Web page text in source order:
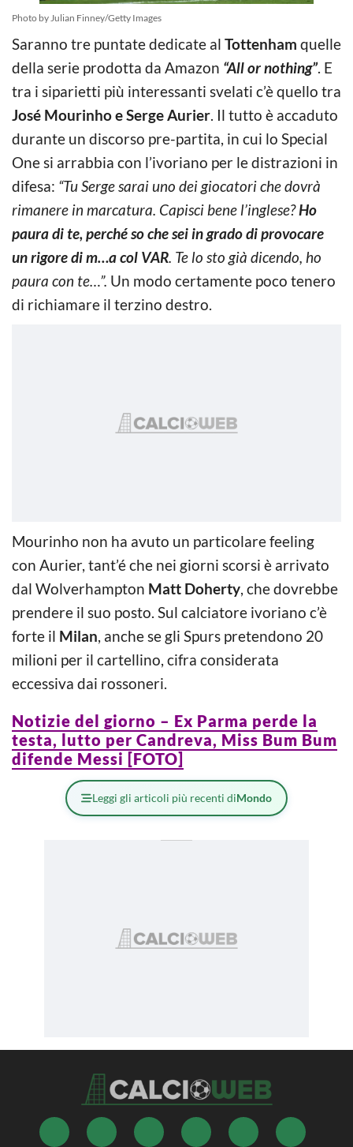
Photo by Julian Finney/Getty Images
Saranno tre puntate dedicate al Tottenham quelle
della serie prodotta da Amazon “All or nothing”. E
tra i siparietti più interessanti svelati c’è quello tra
José Mourinho e Serge Aurier. Il tutto è accaduto
durante un discorso pre-partita, in cui lo Special
One si arrabbia con l’ivoriano per le distrazioni in
difesa: “Tu Serge sarai uno dei giocatori che dovrà
rimanere in marcatura. Capisci bene l’inglese?Ho
paura di te, perché so che sei in grado di provocare
un rigore di m…a col VAR. Te lo sto già dicendo, ho
paura con te…”. Un modo certamente poco tenero
di richiamare il terzino destro.
Mourinho non ha avuto un particolare feeling
con Aurier, tant’é che nei giorni scorsi è arrivato
dal Wolverhampton Matt Doherty, che dovrebbe
prendere il suo posto. Sul calciatore ivoriano c’è
forte il Milan, anche se gli Spurs pretendono 20
milioni per il cartellino, cifra considerata
eccessiva dai rossoneri.
Notizie del giorno – Ex Parma perde la
testa, lutto per Candreva, Miss Bum Bum
difende Messi [FOTO]
Leggi gli articoli più recenti diMondo